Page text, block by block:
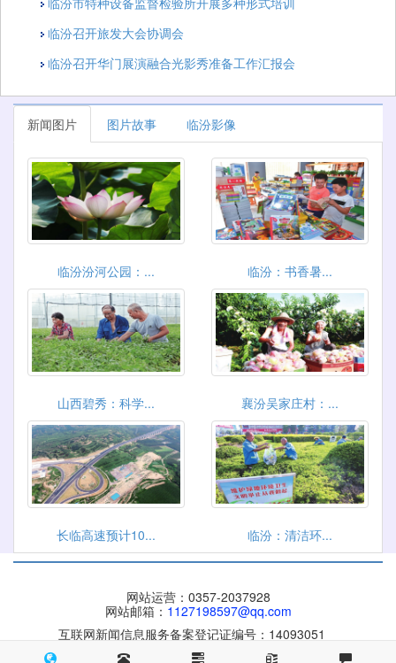
临汾召开旅发大会协调会
临汾召开华门展演融合光影秀准备工作汇报会
新闻图片 图片故事 临汾影像
临汾汾河公园：... 临汾：书香暑...
山西碧秀：科学... 襄汾吴家庄村：...
长临高速预计10... 临汾：清洁环...
网站运营：0357-2037928
网站邮箱： 1127198597@qq.com
互联网新闻信息服务备案登记证编号：14093051